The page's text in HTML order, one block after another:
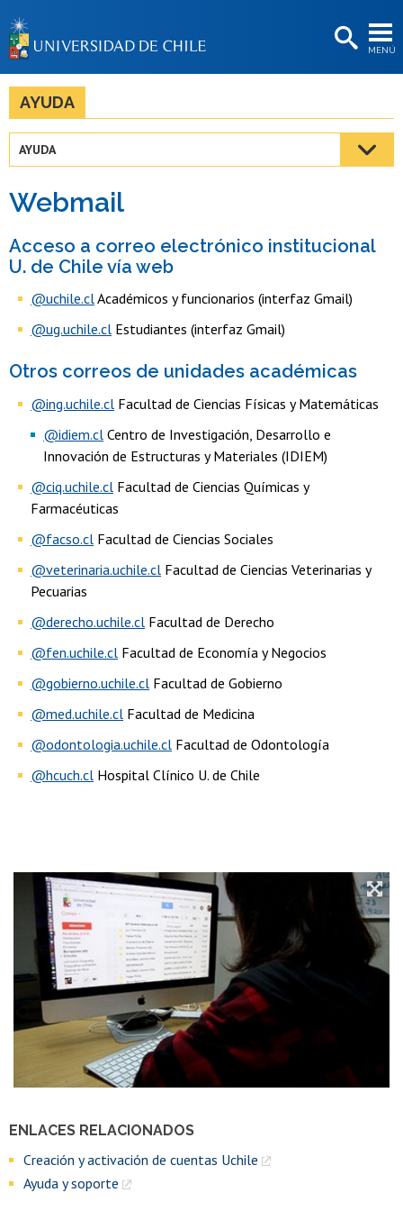
MENÚ
BIBLIOTECAS
Estudiantes
Funcionarias/os
Egresadas/os
AYUDA
AYUDA
Webmail
ENLACES RELACIONADOS
Creación y activación de cuentas Uchile
Ayuda y soporte
Acceso a correo electrónico institucional
U. de Chile vía web
@uchile.clAcadémicos y funcionarios (interfaz Gmail)
@ug.uchile.cl Estudiantes (interfaz Gmail)
Otros correos de unidades académicas
@ing.uchile.cl Facultad de Ciencias Físicas y Matemáticas
@idiem.cl Centro de Investigación, Desarrollo e
Innovación de Estructuras y Materiales (IDIEM)
@ciq.uchile.cl Facultad de Ciencias Químicas y
Farmacéuticas
@facso.cl Facultad de Ciencias Sociales
@veterinaria.uchile.cl Facultad de Ciencias Veterinarias y
Pecuarias
@derecho.uchile.cl Facultad de Derecho
@fen.uchile.cl Facultad de Economía y Negocios
@gobierno.uchile.cl Facultad de Gobierno
@med.uchile.cl Facultad de Medicina
@odontologia.uchile.cl Facultad de Odontología
@hcuch.cl Hospital Clínico U. de Chile